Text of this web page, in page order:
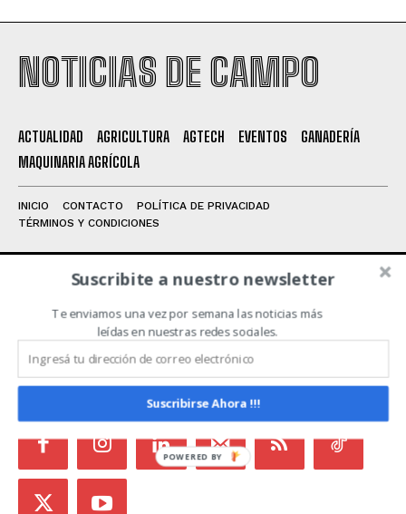
Leí y acepto laPolítica de Privacidad
NOTICIAS DE CAMPO
ACTUALIDAD AGRICULTURA AGTECH EVENTOS
GANADERÍA
MAQUINARIA AGRÍCOLA
INICIO CONTACTO
POLÍTICA DE PRIVACIDAD
TÉRMINOS Y CONDICIONES
ACERCA DE NOSOTROS
Noticias de Campo es un medio independiente
focalizado en Redes Sociales que intenta aglutinar
todas las noticias del sector en un sólo lugar.
Suscribite a nuestro newsletter
Te enviamos una vez por semana las noticias más
leídas en nuestras redes sociales.
Suscribirse Ahora !!!
POWERED